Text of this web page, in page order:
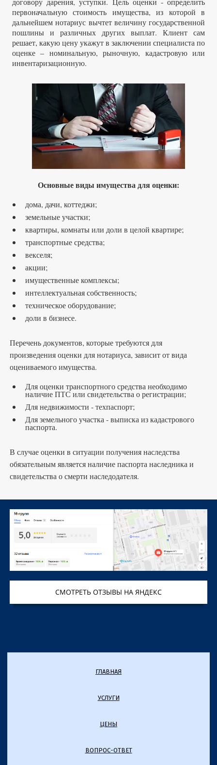
первоначальную стоимость имущества, из которой в
дальнейшем нотариус вычтет величину государственной
пошлины и различных других выплат. Клиент сам
решает, какую цену укажут в заключении специалиста по
оценке – номинальную, рыночную, кадастровую или
инвентаризационную.
Основные виды имущества для оценки:
дома, дачи, коттеджи;
земельные участки;
квартиры, комнаты или доли в целой квартире;
транспортные средства;
векселя;
акции;
имущественные комплексы;
интеллектуальная собственность;
техническое оборудование;
доли в бизнесе.
Перечень документов, которые требуются для
произведения оценки для нотариуса, зависит от вида
оцениваемого имущества.
Для оценки транспортного средства необходимо
наличие ПТС или свидетельства о регистрации;
Для недвижимости - техпаспорт;
Для земельного участка - выписка из кадастрового
паспорта.
В случае оценки в ситуации получения наследства
обязательным является наличие паспорта наследника и
свидетельства о смерти наследодателя.
СМОТРЕТЬ ОТЗЫВЫ НА ЯНДЕКС
ГЛАВНАЯ
УСЛУГИ
ЦЕНЫ
ВОПРОС-ОТВЕТ